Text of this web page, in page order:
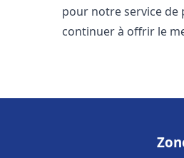
pour notre service de
continuer à offrir le